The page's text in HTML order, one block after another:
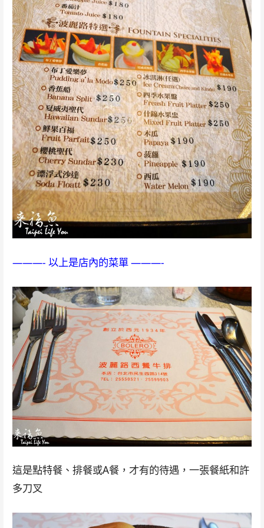
———- 以上是店內的菜單 ———-
這是點特餐、排餐或A餐，才有的待遇，一張餐紙和許
多刀叉